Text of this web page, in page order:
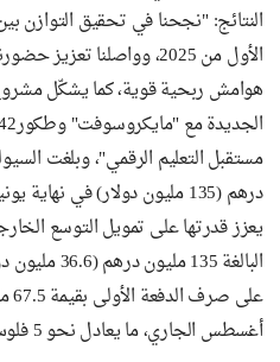
النتائج: "نجحنا في تحقيق التوازن
الأول من 2025، وواصلنا
هوامش ربحية قوية، كما يشكّل
يعزز قدرتها على تمويل التوسع
البالغة 135
أغسطس الجاري، ما يعادل نحو 5 فلوس للسهم الواحد.